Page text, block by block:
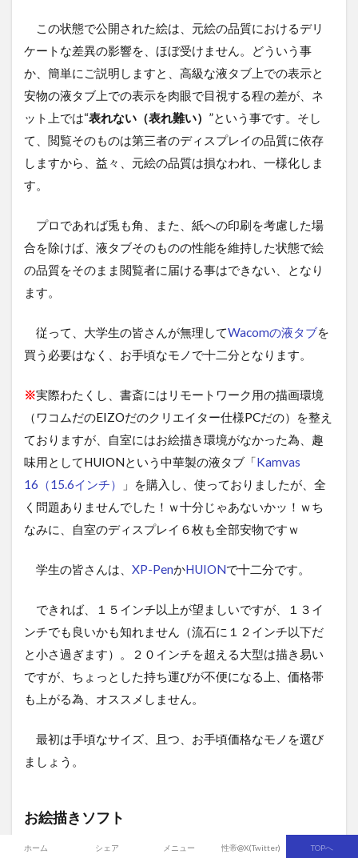
この状態で公開された絵は、元絵の品質におけるデリ
ケートな差異の影響を、ほぼ受けません。どういう事
か、簡単にご説明しますと、高級な液タブ上での表示と
安物の液タブ上での表示を肉眼で目視する程の差が、ネ
ット上では“表れない（表れ難い） ”という事です。そし
て、閲覧そのものは第三者のディスプレイの品質に依存
しますから、益々、元絵の品質は損なわれ、一様化しま
す。
プロであれば兎も角、また、紙への印刷を考慮した場
合を除けば、液タブそのものの性能を維持した状態で絵
の品質をそのまま閲覧者に届ける事はできない、となり
ます。
従って、大学生の皆さんが無理してWacomの液タブを
買う必要はなく、お手頃なモノで十二分となります。
※実際わたくし、書斎にはリモートワーク用の描画環境
（ワコムだのEIZOだのクリエイター仕様PCだの）を整え
ておりますが、自室にはお絵描き環境がなかった為、趣
味用としてHUIONという中華製の液タブ「Kamvas
16（15.6インチ）
」を購入し、使っておりましたが、全
く問題ありませんでした！ｗ十分じゃあないかッ！ｗち
なみに、自室のディスプレイ６枚も全部安物ですｗ
学生の皆さんは、 XP-PenかHUIONで十二分です。
できれば、１５インチ以上が望ましいですが、１３イ
ンチでも良いかも知れません（流石に１２インチ以下だ
と小さ過ぎます）。２０インチを超える大型は描き易い
ですが、ちょっとした持ち運びが不便になる上、価格帯
も上がる為、オススメしません。
最初は手頃なサイズ、且つ、お手頃価格なモノを選び
ましょう。
お絵描きソフト
ホーム シェア メニュー 性帝@X(Twitter) TOPへ